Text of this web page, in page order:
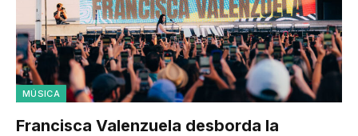
MÚSICA
Francisca Valenzuela desborda la